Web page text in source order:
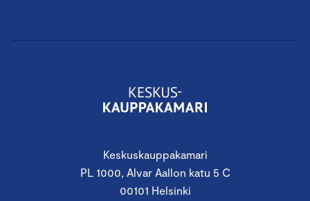
Keskuskauppakamari
PL 1000, Alvar Aallon katu 5 C
00101 Helsinki